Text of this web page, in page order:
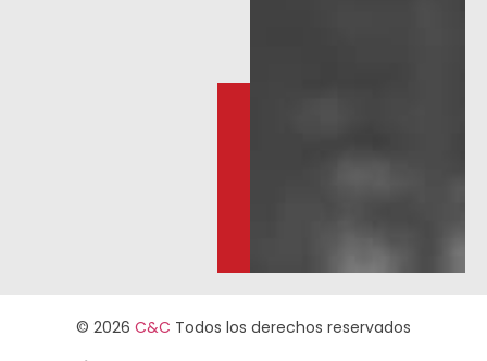
© 2026 C&C Todos los derechos reservados